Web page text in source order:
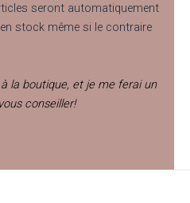
seront automatiquement
stock même si le contraire
la boutique, et je me ferai un
conseiller!